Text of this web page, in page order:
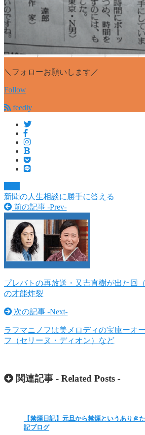
＼フォローお願いします／
Follow
feedly
新聞の人生相談に勝手に答える
前の記事 -Prev-
プレバトの再放送・又吉直樹が出た回
の才能炸裂
次の記事 -Next-
ラフマニノフは美メロディの宝庫ーオ
フ（セリーヌ・ディオン）など
関連記事 - Related Posts -
【禁煙日記】元旦から禁煙というありき
記ブログ